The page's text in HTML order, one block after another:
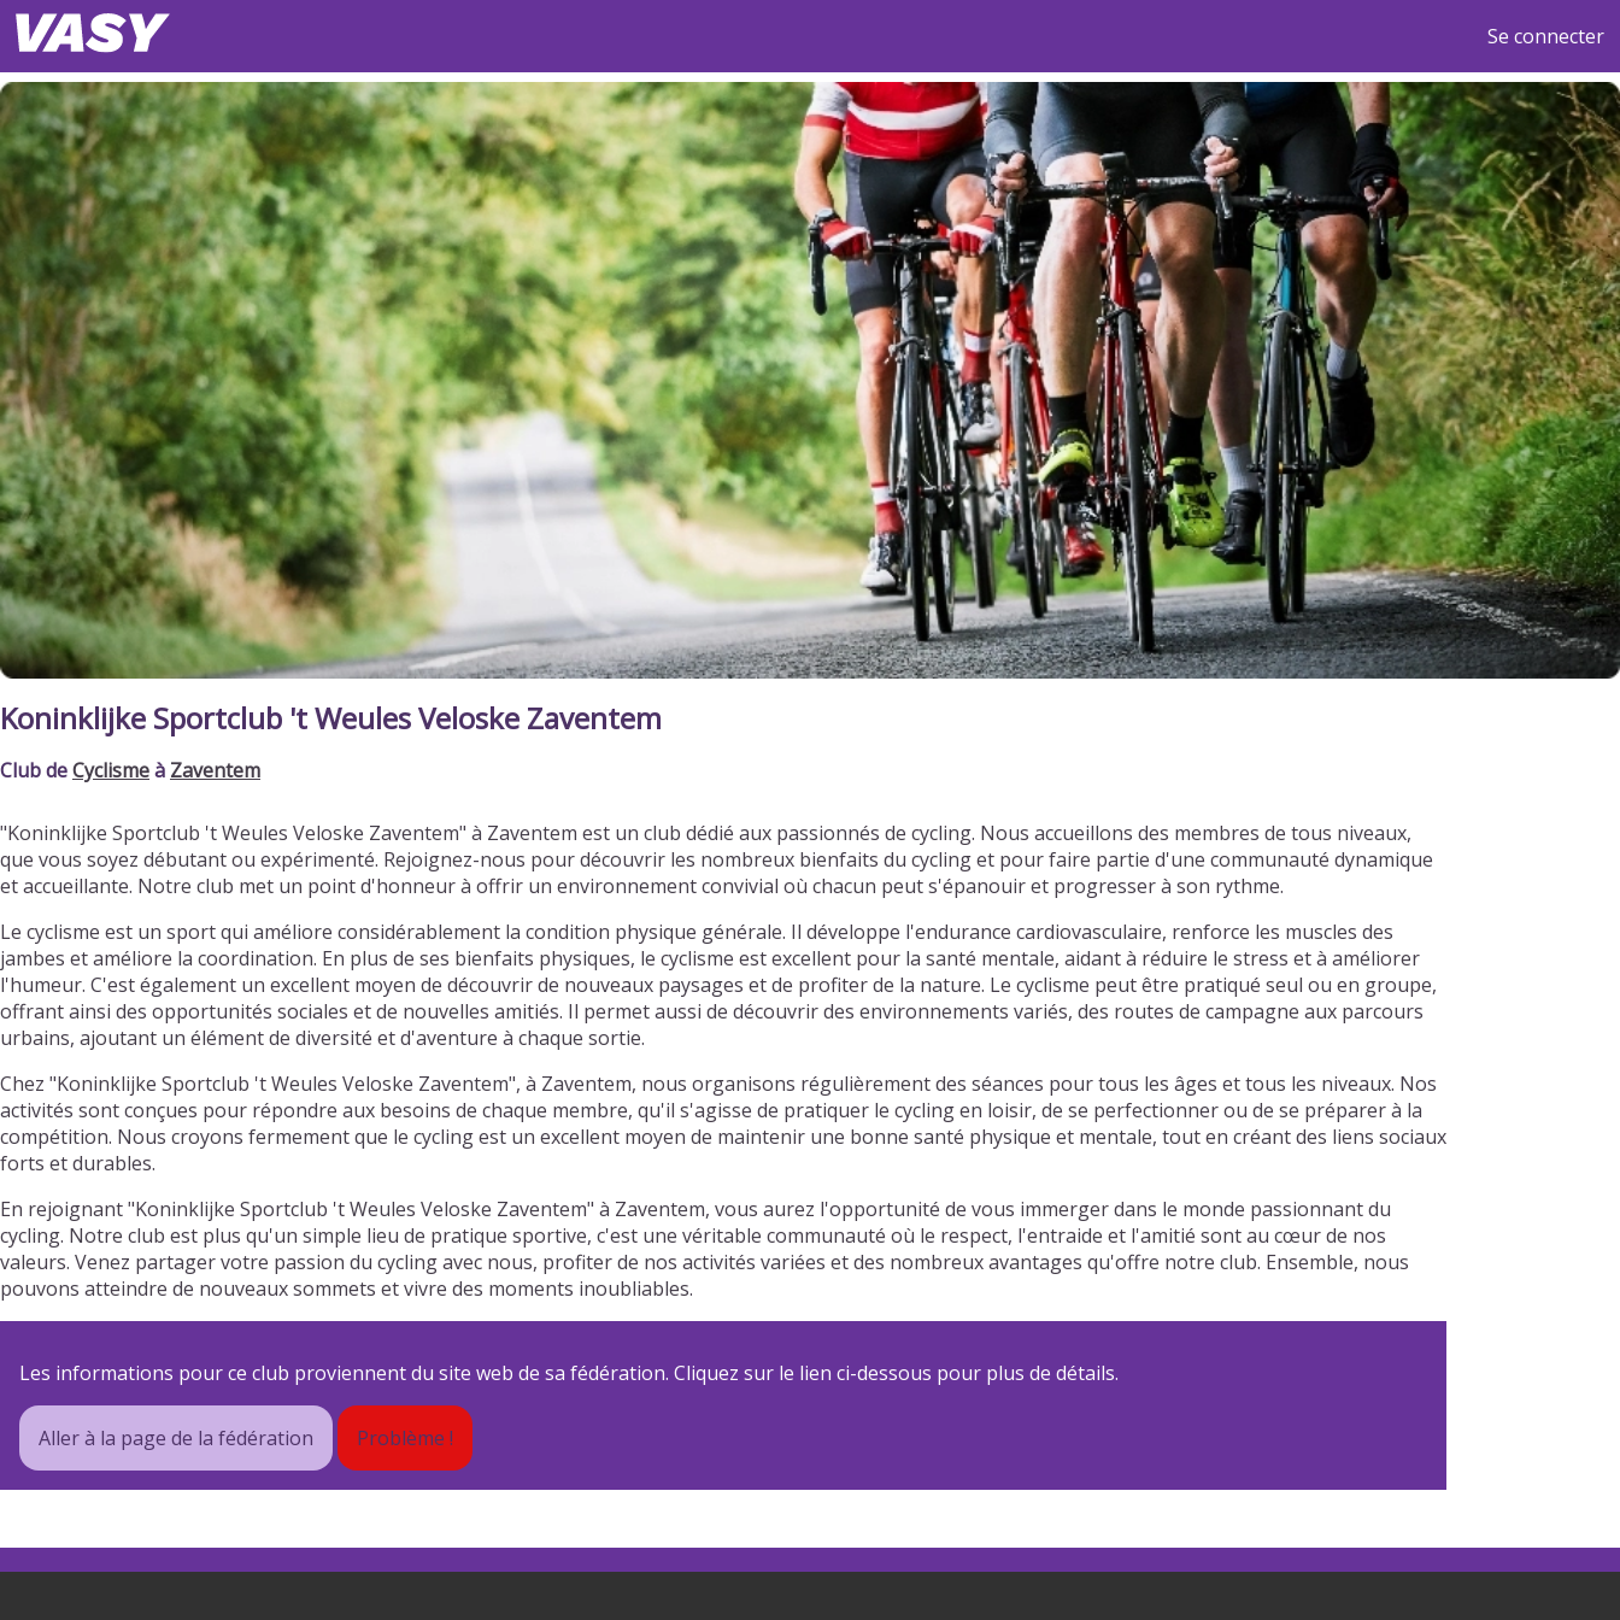
Se connecter
Koninklijke Sportclub 't Weules Veloske Zaventem
Club deCyclismeà Zaventem
"Koninklijke Sportclub 't Weules Veloske Zaventem" à Zaventem est un club dédié aux passionnés de cycling. Nous accueillons des membres de tous niveaux,
que vous soyez débutant ou expérimenté. Rejoignez-nous pour découvrir les nombreux bienfaits du cycling et pour faire partie d'une communauté dynamique
et accueillante. Notre club met un point d'honneur à offrir un environnement convivial où chacun peut s'épanouir et progresser à son rythme.
Le cyclisme est un sport qui améliore considérablement la condition physique générale. Il développe l'endurance cardiovasculaire, renforce les muscles des
jambes et améliore la coordination. En plus de ses bienfaits physiques, le cyclisme est excellent pour la santé mentale, aidant à réduire le stress et à améliorer
l'humeur. C'est également un excellent moyen de découvrir de nouveaux paysages et de profiter de la nature. Le cyclisme peut être pratiqué seul ou en groupe,
offrant ainsi des opportunités sociales et de nouvelles amitiés. Il permet aussi de découvrir des environnements variés, des routes de campagne aux parcours
urbains, ajoutant un élément de diversité et d'aventure à chaque sortie.
Chez "Koninklijke Sportclub 't Weules Veloske Zaventem", à Zaventem, nous organisons régulièrement des séances pour tous les âges et tous les niveaux. Nos
activités sont conçues pour répondre aux besoins de chaque membre, qu'il s'agisse de pratiquer le cycling en loisir, de se perfectionner ou de se préparer à la
compétition. Nous croyons fermement que le cycling est un excellent moyen de maintenir une bonne santé physique et mentale, tout en créant des liens sociaux
forts et durables.
En rejoignant "Koninklijke Sportclub 't Weules Veloske Zaventem" à Zaventem, vous aurez l'opportunité de vous immerger dans le monde passionnant du
cycling. Notre club est plus qu'un simple lieu de pratique sportive, c'est une véritable communauté où le respect, l'entraide et l'amitié sont au cœur de nos
valeurs. Venez partager votre passion du cycling avec nous, profiter de nos activités variées et des nombreux avantages qu'offre notre club. Ensemble, nous
pouvons atteindre de nouveaux sommets et vivre des moments inoubliables.
Les informations pour ce club proviennent du site web de sa fédération. Cliquez sur le lien ci-dessous pour plus de détails.
Aller à la page de la fédération Problème !